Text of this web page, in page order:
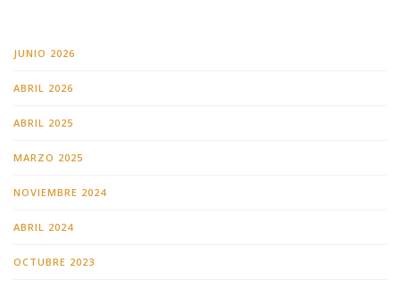
JUNIO 2026
ABRIL 2026
ABRIL 2025
MARZO 2025
NOVIEMBRE 2024
ABRIL 2024
OCTUBRE 2023